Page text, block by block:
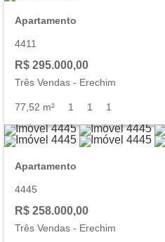
Apartamento
4411
R$ 295.000,00
Três Vendas - Erechim
77,52 m² 1 1 1
Apartamento
4445
R$ 258.000,00
Três Vendas - Erechim